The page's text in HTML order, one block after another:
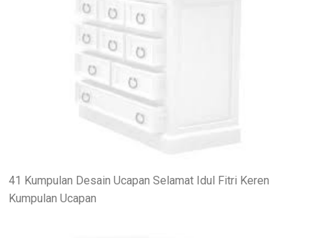
41 Kumpulan Desain Ucapan Selamat Idul Fitri Keren
Kumpulan Ucapan